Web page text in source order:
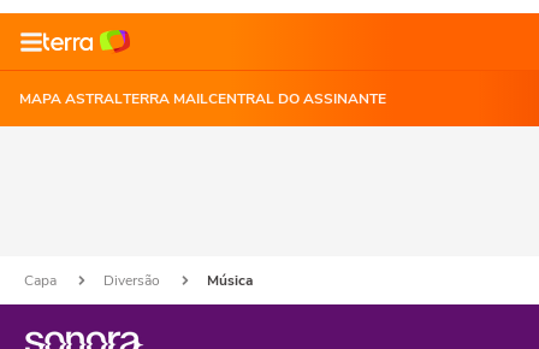
MAPA ASTRALTERRA MAILCENTRAL DO ASSINANTE
Capa Diversão Música